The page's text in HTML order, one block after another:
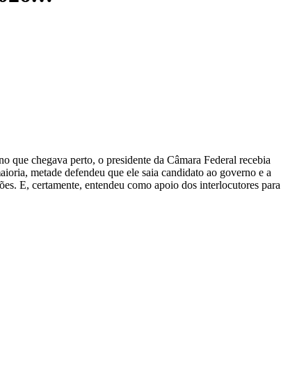
chegava perto, o presidente da Câmara Federal recebia
metade defendeu que ele saia candidato ao governo e a
E, certamente, entendeu como apoio dos interlocutores para